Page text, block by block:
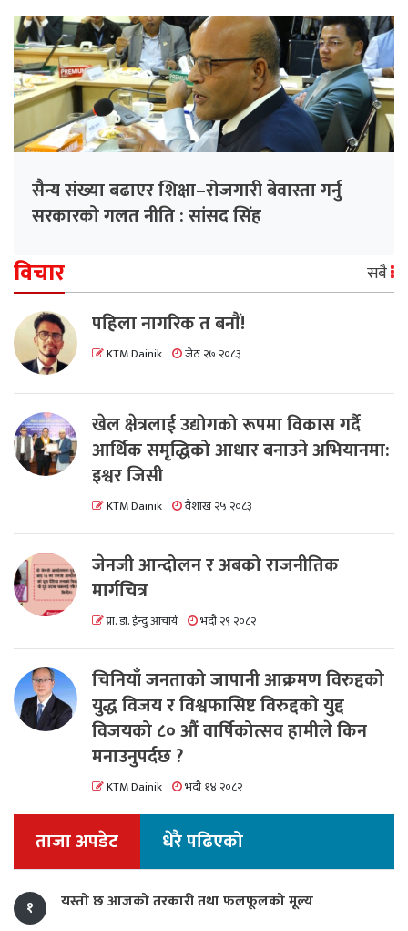
सैन्य संख्या बढाएर शिक्षा–रोजगारी बेवास्ता गर्नु
सरकारको गलत नीति : सांसद सिंह
विचार सबै
पहिला नागरिक त बनाैं!
KTM Dainik जेठ २७ २०८३
खेल क्षेत्रलाई उद्योगको रूपमा विकास गर्दै
आर्थिक समृद्धिको आधार बनाउने अभियानमा:
इश्वर जिसी
KTM Dainik वैशाख २५ २०८३
जेनजी आन्दोलन र अबको राजनीतिक
मार्गचित्र
प्रा. डा. ईन्दु आचार्य भदौ २९ २०८२
चिनियाँ जनताको जापानी आक्रमण विरुद्दको
युद्ध विजय र विश्वफासिष्ट विरुद्दको युद्द
विजयको ८० औं वार्षिकोत्सव हामीले किन
मनाउनुपर्दछ ?
KTM Dainik भदौ १४ २०८२
ताजा अपडेट धेरै पढिएको
१ यस्तो छ आजको तरकारी तथा फलफूलको मूल्य